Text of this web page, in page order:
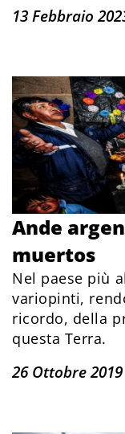
13 Febbraio
Ande
muertos
Nel paese più
variopinti,
ricordo, della
questa Terra.
26 Ottobre 2019